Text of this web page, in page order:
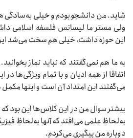
شاید. من دانشجو بودم و خیلی به‌سادگی
ولی مستر ما لیسانس فلسفه اسلامی
این حوزه داشت، خیلی هم سخت می‌شد این
به ما هم نمی‌گفتند که نباید نماز
اتفاقا از همه ادیان و با تمام ویژگی‌ها
می‌گفتند این امتداد آن است و اینها
بیشتر سوال من در این کلاس‌ها این بود
به‌لحاظ علمی می‌افتد که آنها به‌لحاظ
دوباره من پیگیری می‌کردم.